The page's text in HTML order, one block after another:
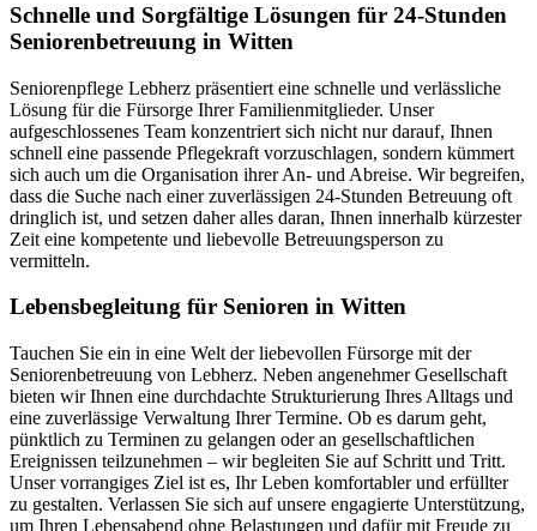
Schnelle und Sorgfältige Lösungen für 24-Stunden
Seniorenbetreuung in Witten
Seniorenpflege Lebherz präsentiert eine schnelle und verlässliche
Lösung für die Fürsorge Ihrer Familienmitglieder. Unser
aufgeschlossenes Team konzentriert sich nicht nur darauf, Ihnen
schnell eine passende Pflegekraft vorzuschlagen, sondern kümmert
sich auch um die Organisation ihrer An- und Abreise. Wir begreifen,
dass die Suche nach einer zuverlässigen 24-Stunden Betreuung oft
dringlich ist, und setzen daher alles daran, Ihnen innerhalb kürzester
Zeit eine kompetente und liebevolle Betreuungsperson zu
vermitteln.
Lebensbegleitung für Senioren in Witten
Tauchen Sie ein in eine Welt der liebevollen Fürsorge mit der
Seniorenbetreuung von Lebherz. Neben angenehmer Gesellschaft
bieten wir Ihnen eine durchdachte Strukturierung Ihres Alltags und
eine zuverlässige Verwaltung Ihrer Termine. Ob es darum geht,
pünktlich zu Terminen zu gelangen oder an gesellschaftlichen
Ereignissen teilzunehmen – wir begleiten Sie auf Schritt und Tritt.
Unser vorrangiges Ziel ist es, Ihr Leben komfortabler und erfüllter
zu gestalten. Verlassen Sie sich auf unsere engagierte Unterstützung,
um Ihren Lebensabend ohne Belastungen und dafür mit Freude zu